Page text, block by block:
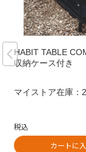
HABIT TABLE
収納ケース付き
マイストア在庫：
税込
カートに